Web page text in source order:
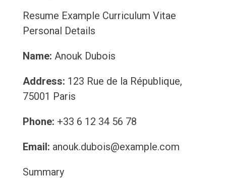
Resume Example Curriculum Vitae
Personal Details
Name: Anouk Dubois
Address: 123 Rue de la République,
75001 Paris
Phone: +33 6 12 34 56 78
Email: anouk.dubois@example.com
Summary